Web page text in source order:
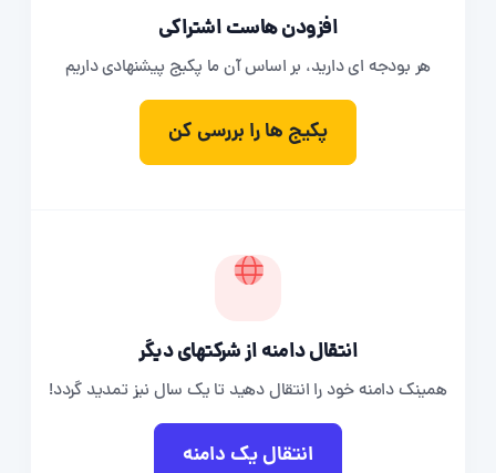
افزودن هاست اشتراکی
هر بودجه ای دارید، بر اساس آن ما پکیج پیشنهادی داریم
پکیج ها را بررسی کن
انتقال دامنه از شرکتهای دیگر
همینک دامنه خود را انتقال دهید تا یک سال نیز تمدید گردد!
انتقال یک دامنه